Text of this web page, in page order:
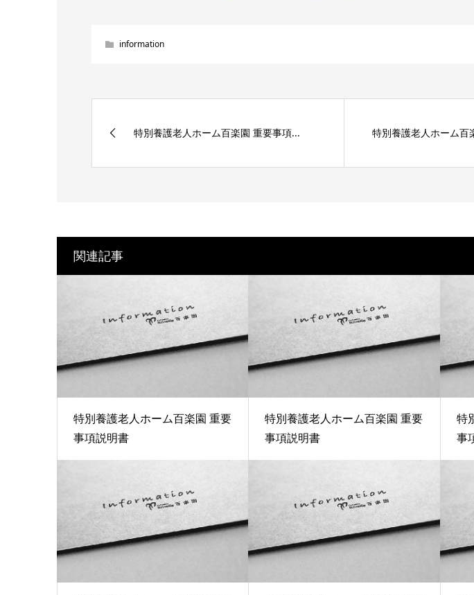
information
特別養護老人ホーム百楽園 重要事項... 特別養護老人ホーム百
関連記事
特別養護老人ホーム百楽園 重要
事項説明書
特別養護老人ホーム百楽園 重要
事項説明書
特
事